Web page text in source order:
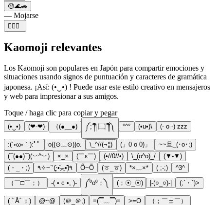
😓🌊🚗
— Mojarse
🏋️‍♂️😓
Kaomoji relevantes
Los Kaomoji son populares en Japón para compartir emociones y
situaciones usando signos de puntuación y caracteres de gramática
japonesa. ¡Así: (•‿•) ! Puede usar este estilo creativo en mensajeros
y web para impresionar a sus amigos.
Toque / haga clic para copiar y pegar
(•‿•) (❤-❤) （(●__●) ༼;´༎ຶ ۝ ༎ຶ༽ °^° (•u•)\ (- o -) zzz
:(´◦ω◦｀):ﾟﾟ o((⊙﹏⊙))o. \_^//(¬¦¦) (」0 o 0)」
~~旦_(･o･;)
(¯(●●)¯)(︶^︶)
×_× (￣ε￣) (•//0//•) \_(o^o)_/
(▼-▼)
(・_・;)
٩̋(•᷄◟̵◞̵•᷅‧̣̥̇)’`~✧٩ Õ~Õ (ㆆ_ㆆ) *×﹏×* ( ;-;) ^3^
（￣□￣；） -( • c •, )- ༼⁰o⁰；༽ (；☉_☉) |-(○_○)-| (;´・`)>
( ﾟÅﾟ；) @~@ (＠_＠;) ≡(▔﹏▔)≡ >=O （；￣ェ￣）